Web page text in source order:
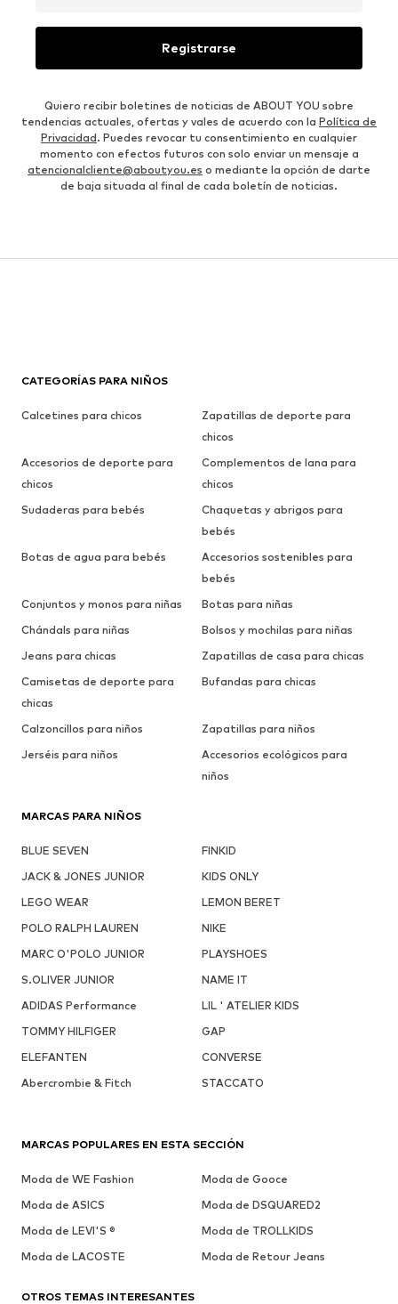
Registrarse
Quiero recibir boletines de noticias de ABOUT YOU sobre
tendencias actuales, ofertas y vales de acuerdo con la Política de
Privacidad. Puedes revocar tu consentimiento en cualquier
momento con efectos futuros con solo enviar un mensaje a
atencionalcliente@aboutyou.es o mediante la opción de darte
de baja situada al final de cada boletín de noticias.
CATEGORÍAS PARA NIÑOS
Calcetines para chicos
Zapatillas de deporte para
chicos
Accesorios de deporte para
chicos
Complementos de lana para
chicos
Sudaderas para bebés
Chaquetas y abrigos para
bebés
Botas de agua para bebés
Accesorios sostenibles para
bebés
Conjuntos y monos para niñas
Botas para niñas
Chándals para niñas
Bolsos y mochilas para niñas
Jeans para chicas
Zapatillas de casa para chicas
Camisetas de deporte para
chicas
Bufandas para chicas
Calzoncillos para niños
Zapatillas para niños
Jerséis para niños
Accesorios ecológicos para
niños
MARCAS PARA NIÑOS
BLUE SEVEN
FINKID
JACK & JONES JUNIOR
KIDS ONLY
LEGO WEAR
LEMON BERET
POLO RALPH LAUREN
NIKE
MARC O'POLO JUNIOR
PLAYSHOES
S.OLIVER JUNIOR
NAME IT
ADIDAS Performance
LIL ' ATELIER KIDS
TOMMY HILFIGER
GAP
ELEFANTEN
CONVERSE
Abercrombie & Fitch
STACCATO
MARCAS POPULARES EN ESTA SECCIÓN
Moda de WE Fashion
Moda de Gooce
Moda de ASICS
Moda de DSQUARED2
Moda de LEVI'S ®
Moda de TROLLKIDS
Moda de LACOSTE
Moda de Retour Jeans
OTROS TEMAS INTERESANTES